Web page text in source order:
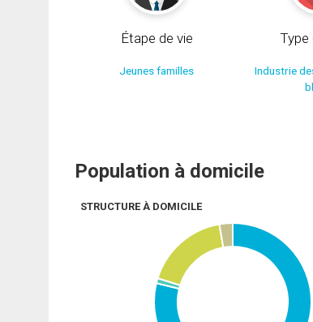
Étape de vie
Jeunes familles
Type
Industrie
Population à domicile
STRUCTURE À DOMICILE